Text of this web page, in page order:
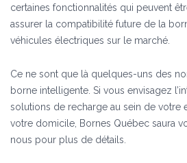
certaines fonctionnalités qui peuvent
assurer la compatibilité future de la
véhicules électriques sur le marché.
Ce ne sont que là quelques-uns des
borne intelligente. Si vous envisagez
solutions de recharge au sein de votre
votre domicile, Bornes Québec saura
nous pour plus de détails.